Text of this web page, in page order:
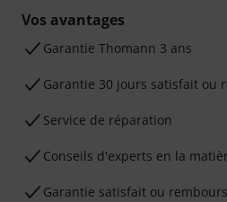
Vos avantages
Ga­ran­tie Thomann 3 ans
Garantie 30 jours satisfait ou
Service de réparation
Conseils d'experts en la
Garantie satisfait ou